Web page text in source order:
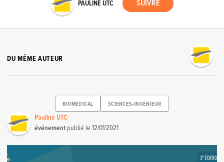
PAULINE UTC
DU MÊME AUTEUR
BIOMEDICAL SCIENCES-INGENIEUR
Pauline UTC
événement publié le12/01/2021